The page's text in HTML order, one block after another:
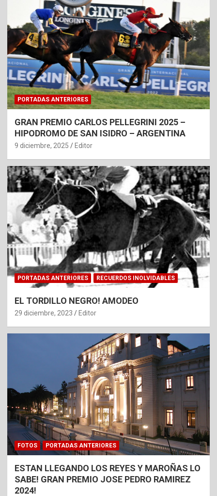
PORTADAS ANTERIORES
GRAN PREMIO CARLOS PELLEGRINI 2025 –
HIPODROMO DE SAN ISIDRO – ARGENTINA
9 diciembre, 2025 Editor
PORTADAS ANTERIORES RECUERDOS INOLVIDABLES
EL TORDILLO NEGRO! AMODEO
29 diciembre, 2023 Editor
FOTOS PORTADAS ANTERIORES
ESTAN LLEGANDO LOS REYES Y MAROÑAS LO
SABE! GRAN PREMIO JOSE PEDRO RAMIREZ
2024!